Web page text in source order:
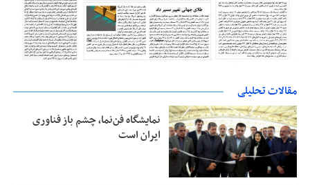
مقالات تحلیلی
نمایشگاه فن‌نما، چشم باز فناوری
ایران است